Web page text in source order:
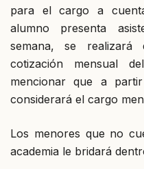
para el cargo a
alumno presenta
semana, se
cotización mensual
mencionar que a
considerará el cargo
Los menores que no
academia le bridará